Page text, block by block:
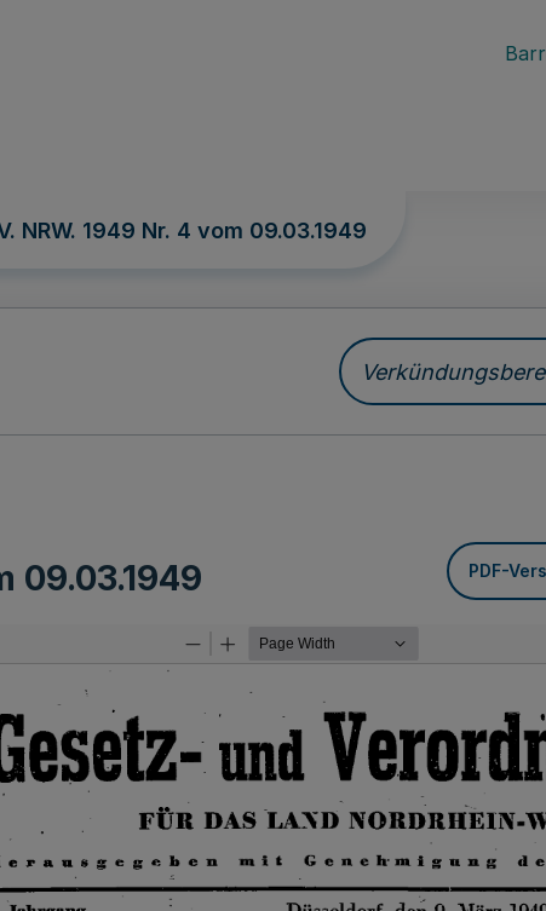
NRW. 1949 Nr. 4 vom 09.03.1949
09.03.1949 PDF-